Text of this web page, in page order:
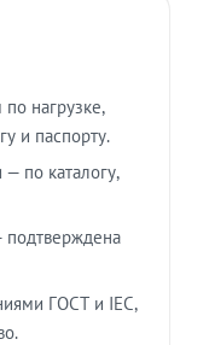
нагрузке,
и паспорту.
по каталогу,
подтверждена
ГОСТ и IEC,